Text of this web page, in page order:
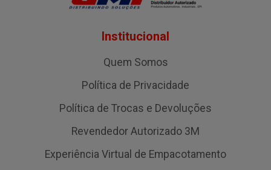
Institucional
Quem Somos
Política de Privacidade
Política de Trocas e Devoluções
Revendedor Autorizado 3M
Experiência Virtual de Empacotamento